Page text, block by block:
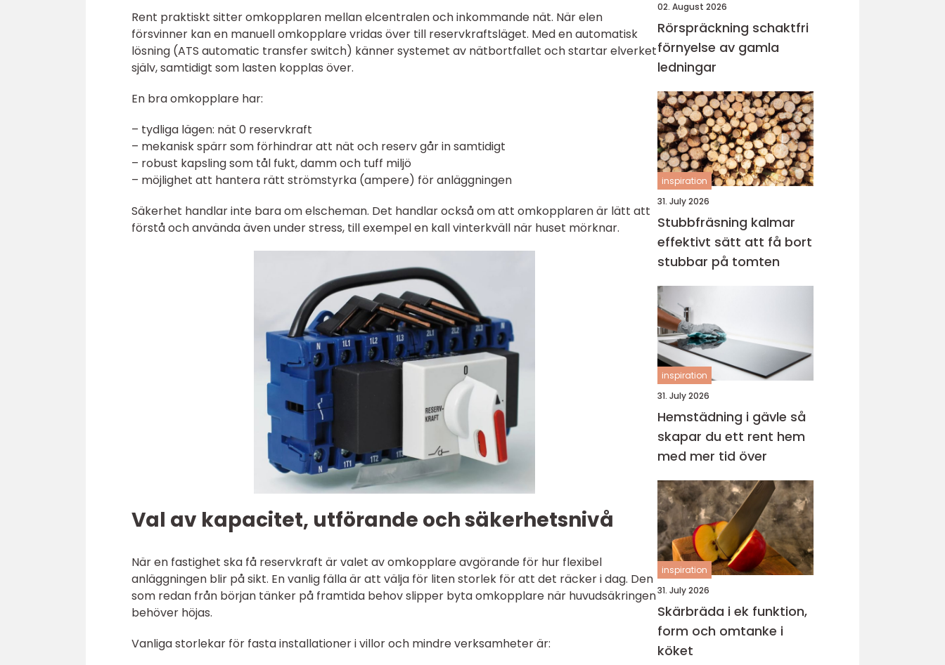
Rent praktiskt sitter omkopplaren mellan elcentralen och inkommande nät. När elen
försvinner kan en manuell omkopplare vridas över till reservkraftsläget. Med en automatisk
lösning (ATS automatic transfer switch) känner systemet av nätbortfallet och startar elverket
själv, samtidigt som lasten kopplas över.
En bra omkopplare har:
– tydliga lägen: nät 0 reservkraft
– mekanisk spärr som förhindrar att nät och reserv går in samtidigt
– robust kapsling som tål fukt, damm och tuff miljö
– möjlighet att hantera rätt strömstyrka (ampere) för anläggningen
Säkerhet handlar inte bara om elscheman. Det handlar också om att omkopplaren är lätt att
förstå och använda även under stress, till exempel en kall vinterkväll när huset mörknar.
Val av kapacitet, utförande och säkerhetsnivå
När en fastighet ska få reservkraft är valet av omkopplare avgörande för hur flexibel
anläggningen blir på sikt. En vanlig fälla är att välja för liten storlek för att det räcker i dag. Den
som redan från början tänker på framtida behov slipper byta omkopplare när huvudsäkringen
behöver höjas.
Vanliga storlekar för fasta installationer i villor och mindre verksamheter är:
02. August 2026
Rörspräckning schaktfri
förnyelse av gamla
ledningar
inspiration
31. July 2026
Stubbfräsning kalmar
effektivt sätt att få bort
stubbar på tomten
inspiration
31. July 2026
Hemstädning i gävle så
skapar du ett rent hem
med mer tid över
inspiration
31. July 2026
Skärbräda i ek funktion,
form och omtanke i
köket